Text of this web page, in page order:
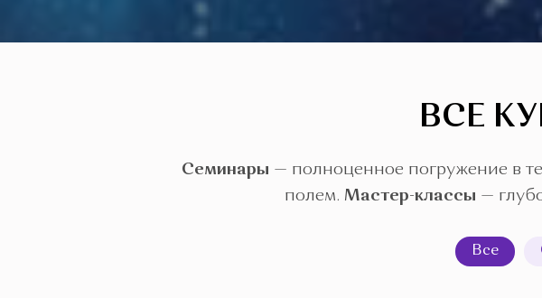
ВСЕ
Семинары — полноценное погружение в
полем. Мастер-классы —
Все